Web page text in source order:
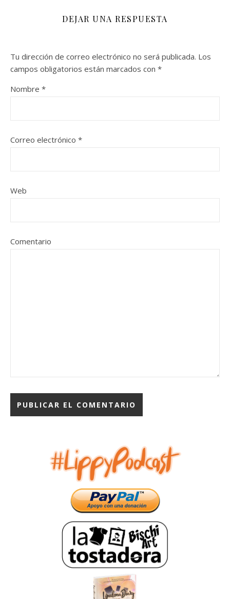
DEJAR UNA RESPUESTA
Tu dirección de correo electrónico no será publicada. Los
campos obligatorios están marcados con *
Nombre *
Correo electrónico *
Web
Comentario